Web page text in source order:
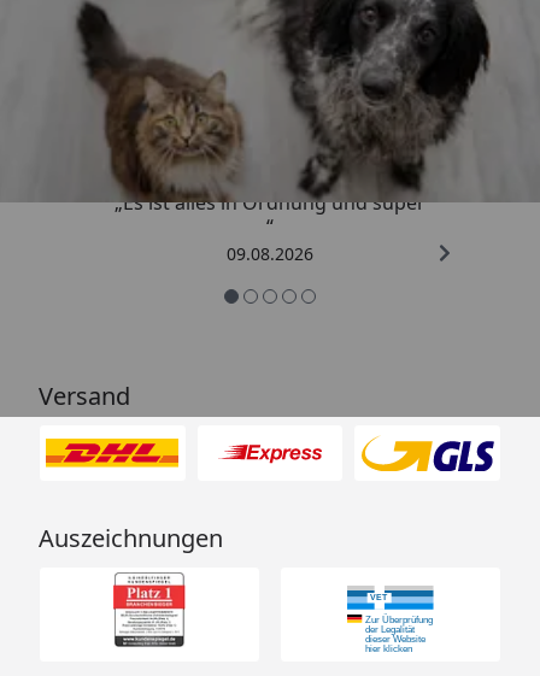
Trusted Shops
4,73/ 5
„Es ist alles in Ordnung und super
“
09.08.2026
Versand
Auszeichnungen